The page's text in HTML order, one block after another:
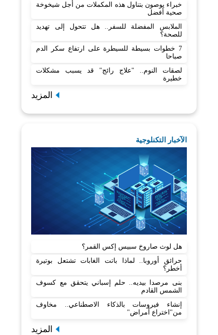
خبراء يوصون بتناول هذه المكملات من أجل شيخوخة
صحية أفضل
الملابس المفضلة للسفر.. هل تتحول إلى تهديد
للصحة؟
7 خطوات بسيطة للسيطرة على ارتفاع سكر الدم
صباحا
لصقات النوم.. "علاج رائج" قد يسبب مشكلات
خطيرة
المزيد
الآخبار التكنلوجية
هل لوث صاروخ سبيس إكس القمر؟
حرائق أوروبا.. لماذا باتت الغابات تشتعل بوتيرة
أخطر؟
بنى مرصدا بيديه.. حلم إسباني يتحقق مع كسوف
الشمس القادم
إنشاء فيروسات بالذكاء الاصطناعي.. مخاوف
من"اختراع أمراض"
المزيد